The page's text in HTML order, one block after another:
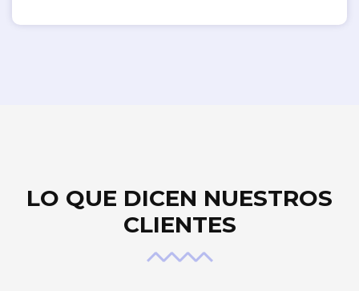
LO QUE DICEN NUESTROS
CLIENTES